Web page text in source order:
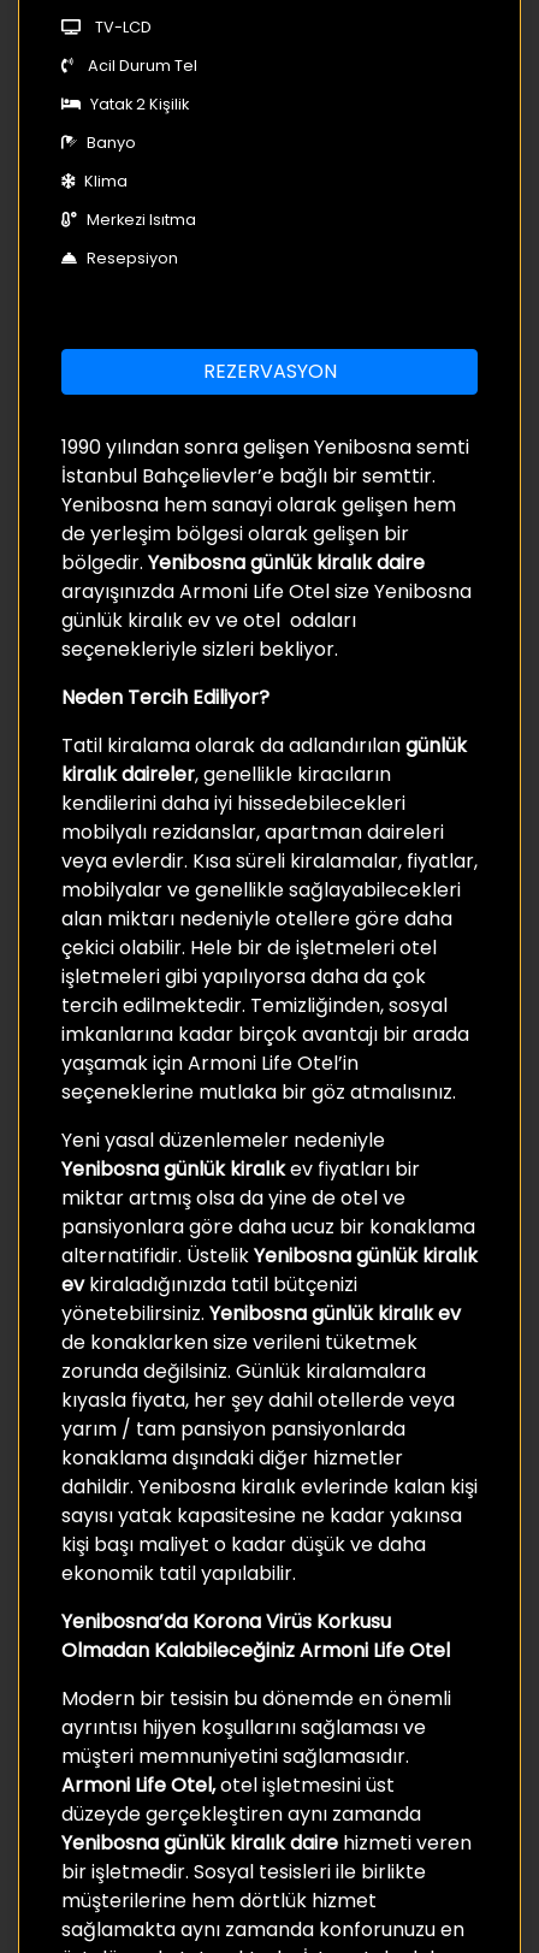
TV-LCD
Acil Durum Tel
Yatak 2 Kişilik
Banyo
Klima
Merkezi Isıtma
Resepsiyon
REZERVASYON
1990 yılından sonra gelişen Yenibosna semti
İstanbul Bahçelievler’e bağlı bir semttir.
Yenibosna hem sanayi olarak gelişen hem
de yerleşim bölgesi olarak gelişen bir
bölgedir. Yenibosna günlük kiralık daire
arayışınızda Armoni Life Otel size Yenibosna
günlük kiralık ev ve otel odaları
seçenekleriyle sizleri bekliyor.
Neden Tercih Ediliyor?
Tatil kiralama olarak da adlandırılangünlük
kiralık daireler, genellikle kiracıların
kendilerini daha iyi hissedebilecekleri
mobilyalı rezidanslar, apartman daireleri
veya evlerdir. Kısa süreli kiralamalar, fiyatlar,
mobilyalar ve genellikle sağlayabilecekleri
alan miktarı nedeniyle otellere göre daha
çekici olabilir. Hele bir de işletmeleri otel
işletmeleri gibi yapılıyorsa daha da çok
tercih edilmektedir. Temizliğinden, sosyal
imkanlarına kadar birçok avantajı bir arada
yaşamak için Armoni Life Otel’in
seçeneklerine mutlaka bir göz atmalısınız.
Yeni yasal düzenlemeler nedeniyle
Yenibosna günlük kiralıkev fiyatları bir
miktar artmış olsa da yine de otel ve
pansiyonlara göre daha ucuz bir konaklama
alternatifidir. ÜstelikYenibosna günlük kiralık
evkiraladığınızda tatil bütçenizi
yönetebilirsiniz. Yenibosna günlük kiralık ev
de konaklarken size verileni tüketmek
zorunda değilsiniz. Günlük kiralamalara
kıyasla fiyata, her şey dahil otellerde veya
yarım / tam pansiyon pansiyonlarda
konaklama dışındaki diğer hizmetler
dahildir. Yenibosna kiralık evlerinde kalan kişi
sayısı yatak kapasitesine ne kadar yakınsa
kişi başı maliyet o kadar düşük ve daha
ekonomik tatil yapılabilir.
Yenibosna’da Korona Virüs Korkusu
Olmadan Kalabileceğiniz Armoni Life Otel
Modern bir tesisin bu dönemde en önemli
ayrıntısı hijyen koşullarını sağlaması ve
müşteri memnuniyetini sağlamasıdır.
Armoni Life Otel,otel işletmesini üst
düzeyde gerçekleştiren aynı zamanda
Yenibosna günlük kiralık daire hizmeti veren
bir işletmedir. Sosyal tesisleri ile birlikte
müşterilerine hem dörtlük hizmet
sağlamakta aynı zamanda konforunuzu en